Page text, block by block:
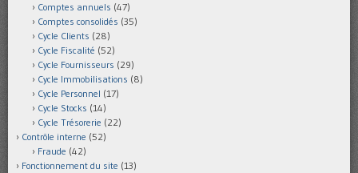
Comptes annuels (47)
Comptes consolidés (35)
Cycle Clients (28)
Cycle Fiscalité (52)
Cycle Fournisseurs (29)
Cycle Immobilisations (8)
Cycle Personnel (17)
Cycle Stocks (14)
Cycle Trésorerie (22)
Contrôle interne (52)
Fraude (42)
Fonctionnement du site (13)